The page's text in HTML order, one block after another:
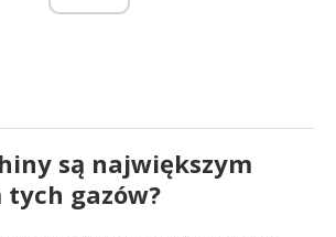
są największym
gazów?